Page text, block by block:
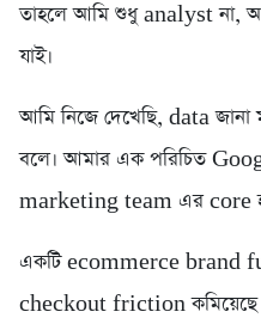
তাহলে আমি শুধু analyst না,
যাই।
আমি নিজে দেখেছি, data
বলে। আমার এক পরিচিত
marketing team এর core
একটি ecommerce brand
checkout friction কমিয়েছে